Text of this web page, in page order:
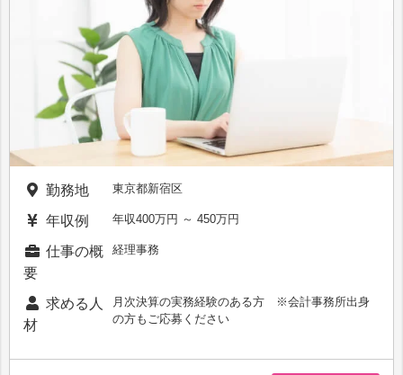
勤務地 東京都新宿区
年収例 年収400万円 ～ 450万円
仕事の概
要
経理事務
求める人
材
月次決算の実務経験のある方 ※会計事務所出身
の方もご応募ください